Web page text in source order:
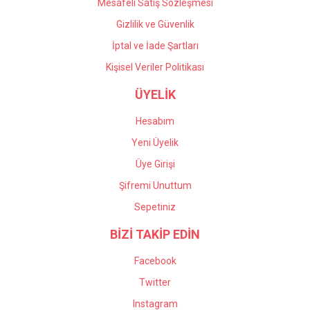
Mesafeli Satış Sözleşmesi
Gizlilik ve Güvenlik
İptal ve İade Şartları
Kişisel Veriler Politikası
ÜYELİK
Hesabım
Yeni Üyelik
Üye Girişi
Şifremi Unuttum
Sepetiniz
BİZİ TAKİP EDİN
Facebook
Twitter
Instagram